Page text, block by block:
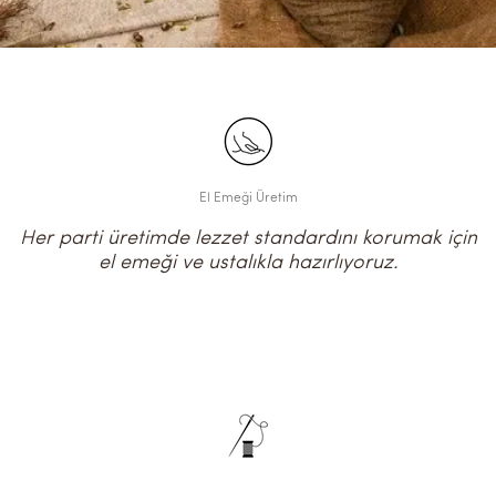
El Emeği Üretim
Her parti üretimde lezzet standardını korumak için
el emeği ve ustalıkla hazırlıyoruz.